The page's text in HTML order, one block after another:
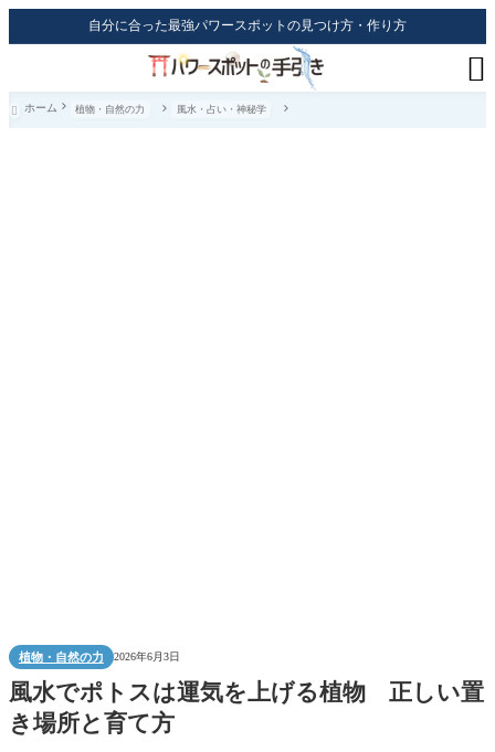
自分に合った最強パワースポットの見つけ方・作り方

 ホーム 植物・自然の力 風水・占い・神秘学
植物・自然の力 2026年6月3日
風水でポトスは運気を上げる植物 正しい置
き場所と育て方